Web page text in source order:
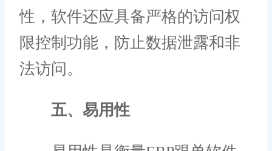
性，软件还应具备严格的访问权
限控制功能，防止数据泄露和非
法访问。
五、易用性